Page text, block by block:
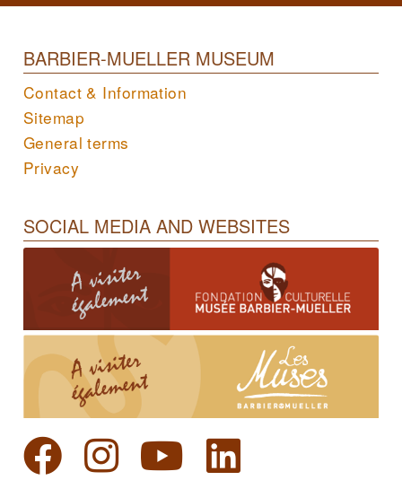
BARBIER-MUELLER MUSEUM
Contact & Information
Sitemap
General terms
Privacy
SOCIAL MEDIA AND WEBSITES